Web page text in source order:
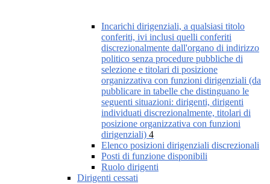
Incarichi dirigenziali, a qualsiasi titolo
conferiti, ivi inclusi quelli conferiti
discrezionalmente dall'organo di indirizzo
politico senza procedure pubbliche di
selezione e titolari di posizione
organizzativa con funzioni dirigenziali (da
pubblicare in tabelle che distinguano le
seguenti situazioni: dirigenti, dirigenti
individuati discrezionalmente, titolari di
posizione organizzativa con funzioni
dirigenziali) 4
Elenco posizioni dirigenziali discrezionali
Posti di funzione disponibili
Ruolo dirigenti
Dirigenti cessati